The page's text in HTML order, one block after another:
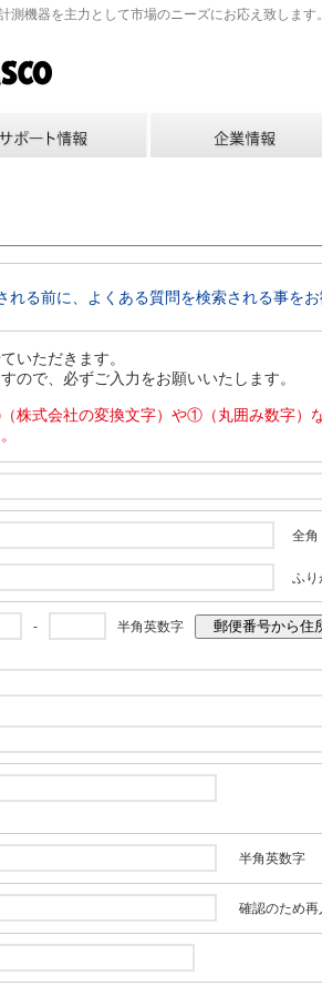
機器を主力として市場のニーズにお応え致します。
れる前に、よくある質問を検索される事をお
いただきます。
ので、必ずご入力をお願いいたします。
株式会社の変換文字）や①（丸囲み数字）
全角
ふり
- 半角英数字 郵便番号から住
半角英数字
確認のため再